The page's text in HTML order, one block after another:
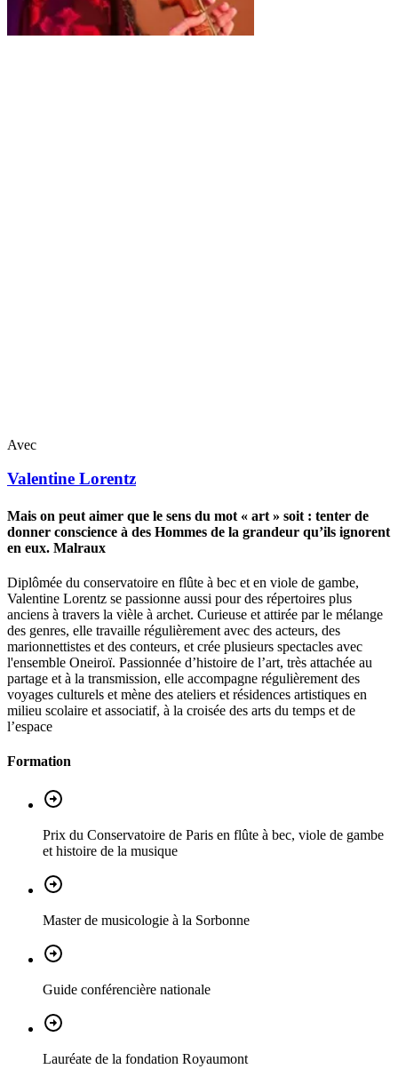
Avec
Valentine Lorentz
Mais on peut aimer que le sens du mot « art » soit : tenter de
donner conscience à des Hommes de la grandeur qu’ils ignorent
en eux. Malraux
Diplômée du conservatoire en flûte à bec et en viole de gambe,
Valentine Lorentz se passionne aussi pour des répertoires plus
anciens à travers la vièle à archet. Curieuse et attirée par le mélange
des genres, elle travaille régulièrement avec des acteurs, des
marionnettistes et des conteurs, et crée plusieurs spectacles avec
l'ensemble Oneiroï. Passionnée d’histoire de l’art, très attachée au
partage et à la transmission, elle accompagne régulièrement des
voyages culturels et mène des ateliers et résidences artistiques en
milieu scolaire et associatif, à la croisée des arts du temps et de
l’espace
Formation
Prix du Conservatoire de Paris en flûte à bec, viole de gambe
et histoire de la musique
Master de musicologie à la Sorbonne
Guide conférencière nationale
Lauréate de la fondation Royaumont